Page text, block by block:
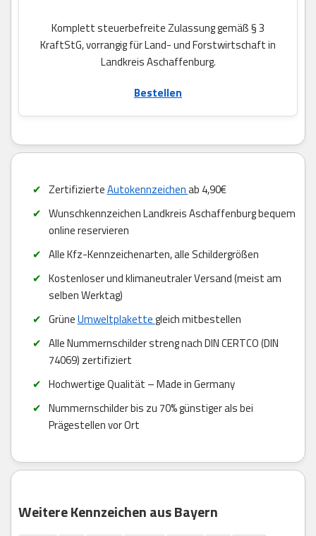
Komplett steuerbefreite Zulassung gemäß § 3
KraftStG, vorrangig für Land- und Forstwirtschaft in
Landkreis Aschaffenburg.
Bestellen
ZertifizierteAutokennzeichenab 4,90€
Wunschkennzeichen Landkreis Aschaffenburg bequem
online reservieren
Alle Kfz-Kennzeichenarten, alle Schildergrößen
Kostenloser und klimaneutraler Versand (meist am
selben Werktag)
GrüneUmweltplakettegleich mitbestellen
Alle Nummernschilder streng nach DIN CERTCO (DIN
74069) zertifiziert
Hochwertige Qualität – Made in Germany
Nummernschilder bis zu 70% günstiger als bei
Prägestellen vor Ort
Weitere Kennzeichen aus Bayern